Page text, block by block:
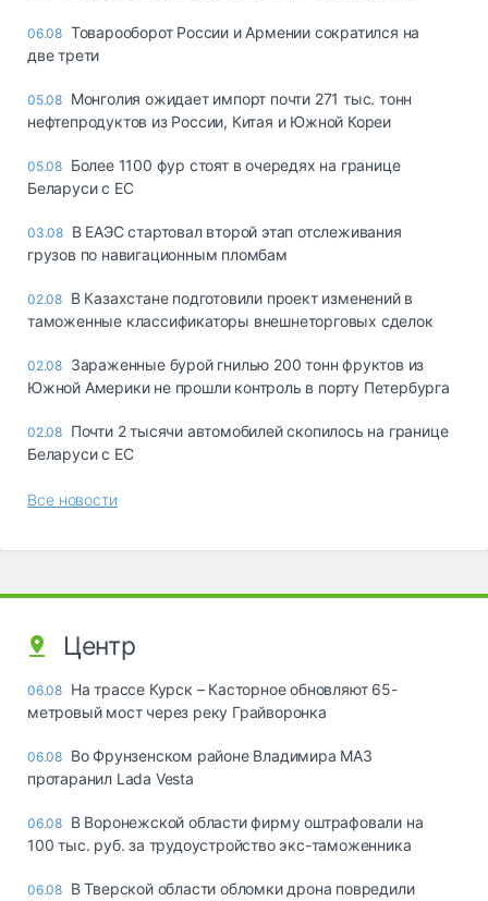
06.08 Товарооборот России и Армении сократился на
две трети
05.08 Монголия ожидает импорт почти 271 тыс. тонн
нефтепродуктов из России, Китая и Южной Кореи
05.08 Более 1100 фур стоят в очередях на границе
Беларуси с ЕС
03.08 В ЕАЭС стартовал второй этап отслеживания
грузов по навигационным пломбам
02.08 В Казахстане подготовили проект изменений в
таможенные классификаторы внешнеторговых сделок
02.08 Зараженные бурой гнилью 200 тонн фруктов из
Южной Америки не прошли контроль в порту Петербурга
02.08 Почти 2 тысячи автомобилей скопилось на границе
Беларуси с ЕС
Все новости
Центр
06.08 На трассе Курск – Касторное обновляют 65-
метровый мост через реку Грайворонка
06.08 Во Фрунзенском районе Владимира МАЗ
протаранил Lada Vesta
06.08 В Воронежской области фирму оштрафовали на
100 тыс. руб. за трудоустройство экс-таможенника
06.08 В Тверской области обломки дрона повредили